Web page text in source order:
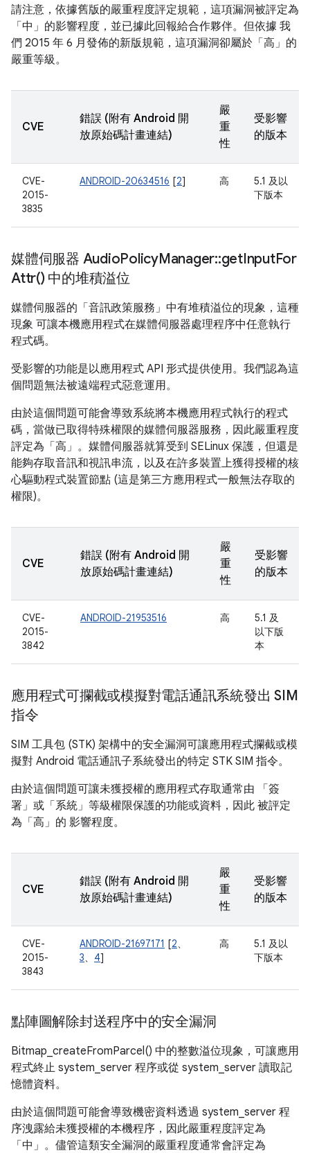
請注意，依據舊版的嚴重程度評定規範，這項漏洞被評定為
「中」的影響程度，並已據此回報給合作夥伴。但依據 我
們 2015 年 6 月發佈的新版規範，這項漏洞卻屬於「高」的
嚴重等級。
CVE
錯誤 (附有 Android 開
放原始碼計畫連結)
嚴
重
性
受影響
的版本
CVE-
2015-
3835
ANDROID-20634516 [2] 高
5.1 及以
下版本
媒體伺服器 AudioPolicyManager::getInputFor
Attr() 中的堆積溢位
媒體伺服器的「音訊政策服務」中有堆積溢位的現象，這種
現象 可讓本機應用程式在媒體伺服器處理程序中任意執行
程式碼。
受影響的功能是以應用程式 API 形式提供使用。我們認為這
個問題無法被遠端程式惡意運用。
由於這個問題可能會導致系統將本機應用程式執行的程式
碼，當做已取得特殊權限的媒體伺服器服務，因此嚴重程度
評定為「高」。媒體伺服器就算受到 SELinux 保護，但還是
能夠存取音訊和視訊串流，以及在許多裝置上獲得授權的核
心驅動程式裝置節點 (這是第三方應用程式一般無法存取的
權限)。
CVE
錯誤 (附有 Android 開
放原始碼計畫連結)
嚴
重
性
受影響
的版本
CVE-
2015-
3842
ANDROID-21953516 高
5.1 及
以下版
本
應用程式可攔截或模擬對電話通訊系統發出 SIM
指令
SIM 工具包 (STK) 架構中的安全漏洞可讓應用程式攔截或模
擬對 Android 電話通訊子系統發出的特定 STK SIM 指令。
由於這個問題可讓未獲授權的應用程式存取通常由 「簽
署」或「系統」等級權限保護的功能或資料，因此 被評定
為「高」的 影響程度。
CVE
錯誤 (附有 Android 開
放原始碼計畫連結)
嚴
重
性
受影響
的版本
CVE-
2015-
3843
ANDROID-21697171 [2、
3、 4]
高
5.1 及以
下版本
點陣圖解除封送程序中的安全漏洞
Bitmap_createFromParcel() 中的整數溢位現象，可讓應用
程式終止 system_server 程序或從 system_server 讀取記
憶體資料。
由於這個問題可能會導致機密資料透過 system_server 程
序洩露給未獲授權的本機程序，因此嚴重程度評定為
「中」。儘管這類安全漏洞的嚴重程度通常會評定為